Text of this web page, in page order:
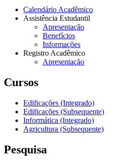
Calendário Acadêmico
Assistência Estudantil
Apresentação
Benefícios
Informações
Registro Acadêmico
Apresentação
Cursos
Edificações (Integrado)
Edificações (Subsequente)
Informática (Integrado)
Agricultura (Subsequente)
Pesquisa